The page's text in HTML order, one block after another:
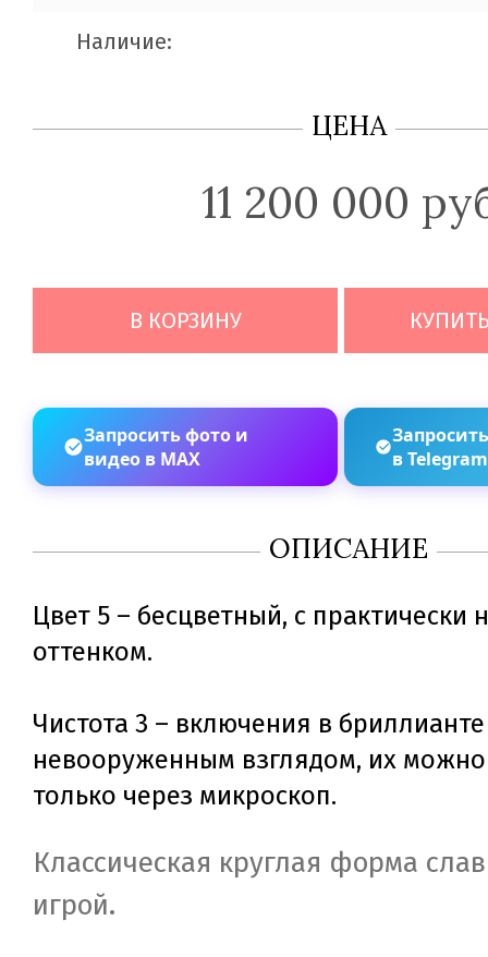
Наличие:
ЦЕНА
11 200 000
В КОРЗИНУ
Запросить фото и
видео в MAX
в
ОПИСАНИЕ
Цвет 5 – бесцветный, с практически
оттенком.
Чистота 3 – включения в
невооруженным взглядом, их можно
только через микроскоп.
Классическая круглая форма
игрой.